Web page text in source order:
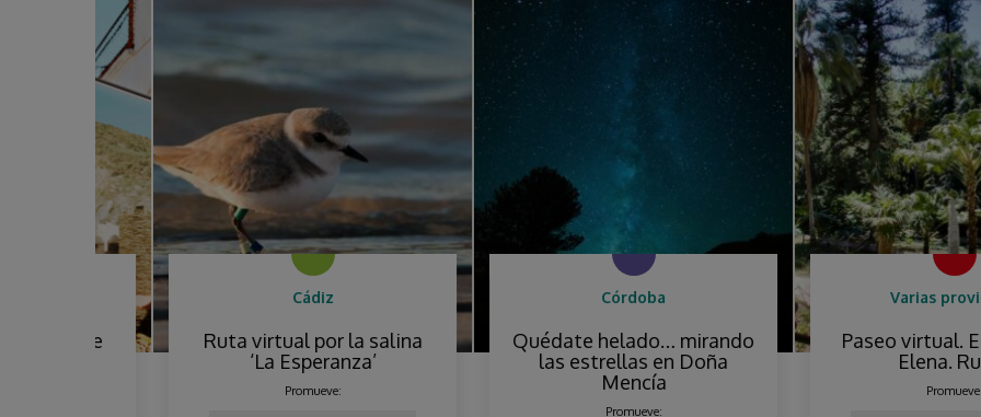
Ruta virtual por la salina
‘La Esperanza’
Córdoba
Quédate helado… mirando
las estrellas en Doña
Mencía
Varias provincias
Paseo virtual. El
Elena. Ruta 1